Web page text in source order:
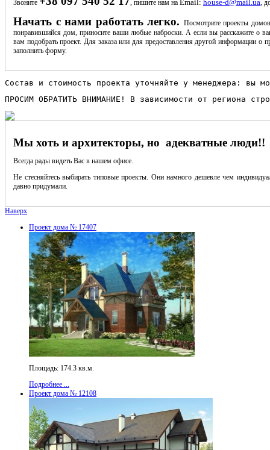
Звоните , пишите нам на Email: house-d@mail.ua ,
Начать с нами работать легко. Посмотрите проекты
понравившийся дом, приносите ваши любые наброски. А если вы расскажите о
вам подобрать проект. Для заказа или для предоставления другой информации о
заполнить форму.
Состав и стоимость проекта уточняйте у менеджера:
ПРОСИМ ОБРАТИТЬ ВНИМАНИЕ! В зависимости от региона
Мы хоть и архитекторы, но адекватные люди!!
Всегда рады видеть Вас в нашем офисе.
Не стесняйтесь выбирать типовые проекты. Они намного дешевле чем
давно придумали.
Наверх
Проект дома № 17407
Площадь: 174.3 кв.м.
Подробнее ...
Проект дома № 12108